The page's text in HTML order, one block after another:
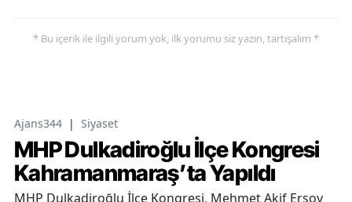
* Bu içerik ile ilgili yorum yok, ilk yorumu siz yazın, tartışalım *
Ajans344 | Siyaset
MHP Dulkadiroğlu İlçe Kongresi
Kahramanmaraş’ta Yapıldı
MHP Dulkadiroğlu İlçe Kongresi, Mehmet Akif Ersoy